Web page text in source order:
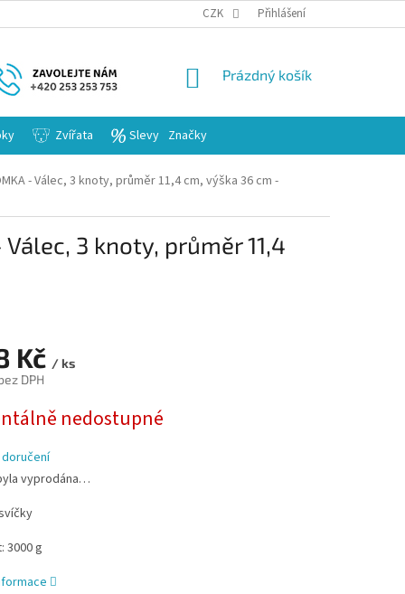
CZK Přihlášení
NÁKUPNÍ
Prázdný košík
Zvířata Slevy Značky
- Válec, 3 knoty, průměr 11,4 cm, výška 36 cm -
3 knoty, průměr 11,4
Kč / ks
DPH
nedostupné
vyprodána…
3000 g